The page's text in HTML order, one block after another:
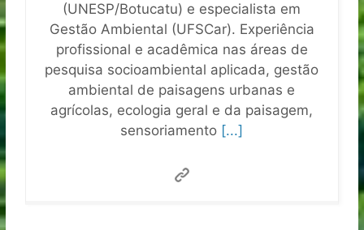
(UNESP/Botucatu) e especialista em
Gestão Ambiental (UFSCar). Experiência
profissional e acadêmica nas áreas de
pesquisa socioambiental aplicada, gestão
ambiental de paisagens urbanas e
agrícolas, ecologia geral e da paisagem,
sensoriamento [...]